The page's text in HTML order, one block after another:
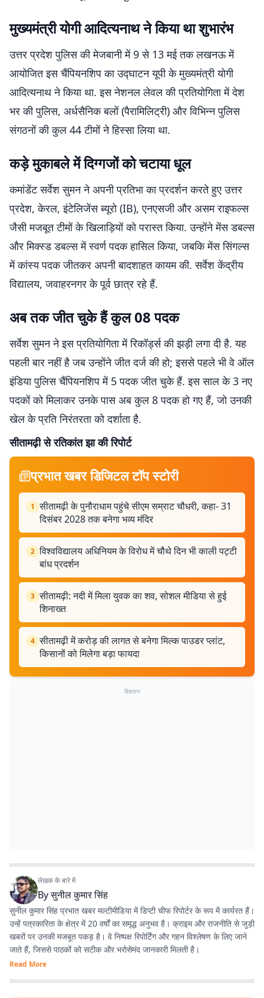
​मुख्यमंत्री योगी आदित्यनाथ ने किया था शुभारंभ
​उत्तर प्रदेश पुलिस की मेजबानी में 9 से 13 मई तक लखनऊ में
आयोजित इस चैंपियनशिप का उद्घाटन यूपी के मुख्यमंत्री योगी
आदित्यनाथ ने किया था. इस नेशनल लेवल की प्रतियोगिता में देश
भर की पुलिस, अर्धसैनिक बलों (पैरामिलिट्री) और विभिन्न पुलिस
संगठनों की कुल 44 टीमों ने हिस्सा लिया था.
​कड़े मुकाबले में दिग्गजों को चटाया धूल
​कमांडेंट सर्वेश सुमन ने अपनी प्रतिभा का प्रदर्शन करते हुए उत्तर
प्रदेश, केरल, इंटेलिजेंस ब्यूरो (IB), एनएसजी और असम राइफल्स
जैसी मजबूत टीमों के खिलाड़ियों को परास्त किया. उन्होंने मेंस डबल्स
और मिक्स्ड डबल्स में स्वर्ण पदक हासिल किया, जबकि मेंस सिंगल्स
में कांस्य पदक जीतकर अपनी बादशाहत कायम की. सर्वेश केंद्रीय
विद्यालय, जवाहरनगर के पूर्व छात्र रहे हैं.
​अब तक जीत चुके हैं कुल 08 पदक
​सर्वेश सुमन ने इस प्रतियोगिता में रिकॉर्ड्स की झड़ी लगा दी है. यह
पहली बार नहीं है जब उन्होंने जीत दर्ज की हो; इससे पहले भी वे ऑल
इंडिया पुलिस चैंपियनशिप में 5 पदक जीत चुके हैं. इस साल के 3 नए
पदकों को मिलाकर उनके पास अब कुल 8 पदक हो गए हैं, जो उनकी
खेल के प्रति निरंतरता को दर्शाता है.
​सीतामढ़ी से रतिकांत झा की रिपोर्ट
प्रभात खबर डिजिटल टॉप स्टोरी
1 सीतामढ़ी के पुनौराधाम पहुंचे सीएम सम्राट चौधरी, कहा- 31
दिसंबर 2028 तक बनेगा भव्य मंदिर
2 विश्वविद्यालय अधिनियम के विरोध में चौथे दिन भी काली पट्टी
बांध प्रदर्शन
3 सीतामढ़ी: नदी में मिला युवक का शव, सोशल मीडिया से हुई
शिनाख्त
4 सीतामढ़ी में करोड़ की लागत से बनेगा मिल्क पाउडर प्लांट,
किसानों को मिलेगा बड़ा फायदा
विज्ञापन
लेखक के बारे में
Byसुनील कुमार सिंह
सुनील कुमार सिंह प्रभात खबर मल्टीमीडिया में डिप्टी चीफ रिपोर्टर के रूप में कार्यरत हैं।
उन्हें पत्रकारिता के क्षेत्र में 20 वर्षों का समृद्ध अनुभव है। क्राइम और राजनीति से जुड़ी
खबरों पर उनकी मजबूत पकड़ है। वे निष्पक्ष रिपोर्टिंग और गहन विश्लेषण के लिए जाने
जाते हैं, जिससे पाठकों को सटीक और भरोसेमंद जानकारी मिलती है।
Read More